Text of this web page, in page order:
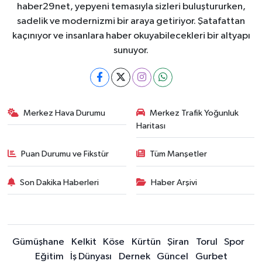
haber29net, yepyeni temasıyla sizleri buluştururken,
sadelik ve modernizmi bir araya getiriyor. Şatafattan
kaçınıyor ve insanlara haber okuyabilecekleri bir altyapı
sunuyor.
Merkez Hava Durumu
Merkez Trafik Yoğunluk
Haritası
Puan Durumu ve Fikstür Tüm Manşetler
Son Dakika Haberleri Haber Arşivi
Gümüşhane Kelkit Köse Kürtün Şiran Torul
Spor
Eğitim
İş Dünyası Dernek Güncel Gurbet